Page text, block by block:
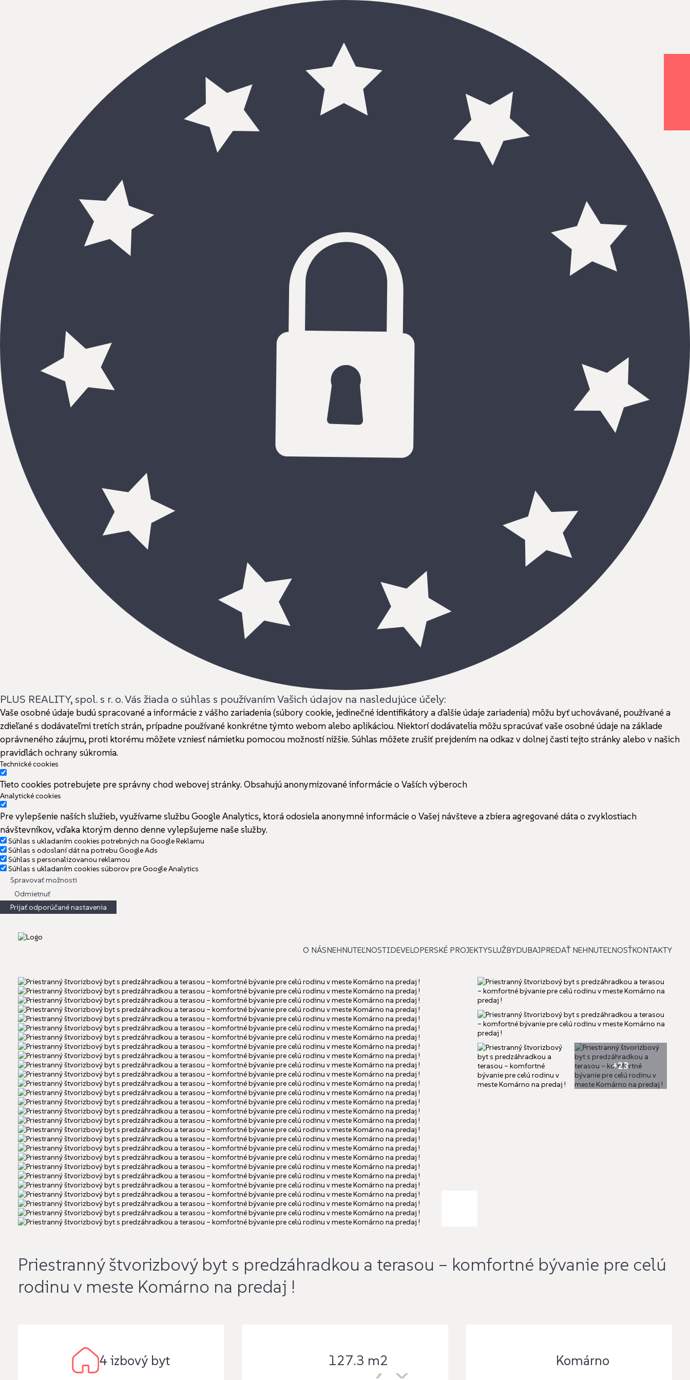
PLUS REALITY, spol. s r. o. Vás žiada o súhlas s používaním Vašich údajov na nasledujúce účely:
Vaše osobné údaje budú spracované a informácie z vášho zariadenia (súbory cookie, jedinečné identifikátory a ďalšie údaje zariadenia) môžu byť uchovávané, používané a
zdieľané s dodávateľmi tretích strán, prípadne používané konkrétne týmto webom alebo aplikáciou. Niektorí dodávatelia môžu spracúvať vaše osobné údaje na základe
oprávneného záujmu, proti ktorému môžete vzniesť námietku pomocou možností nižšie. Súhlas môžete zrušiť prejdením na odkaz v dolnej časti tejto stránky alebo v našich
pravidlách ochrany súkromia.
Technické cookies
Tieto cookies potrebujete pre správny chod webovej stránky. Obsahujú anonymizované informácie o Vaších výberoch
Analytické cookies
Pre vylepšenie naších služieb, využívame službu Google Analytics, ktorá odosiela anonymné informácie o Vašej návšteve a zbiera agregované dáta o zvyklostiach
návštevníkov, vďaka ktorým denno denne vylepšujeme naše služby.
Súhlas s ukladaním cookies potrebných na Google Reklamu
Súhlas s odoslaní dát na potrebu Google Ads
Súhlas s personalizovanou reklamou
Súhlas s ukladaním cookies súborov pre Google Analytics
Spravovať možnosti
Odmietnuť
Prijať odporúčané nastavenia
O NÁSNEHNUTEĽNOSTIDEVELOPERSKÉ PROJEKTYSLUŽBYDUBAJPREDAŤ NEHNUTEĽNOSŤKONTAKTY
+23
Priestranný štvorizbový byt s predzáhradkou a terasou – komfortné bývanie pre celú
rodinu v meste Komárno na predaj !
4 izbový byt 127.3 m2 Komárno